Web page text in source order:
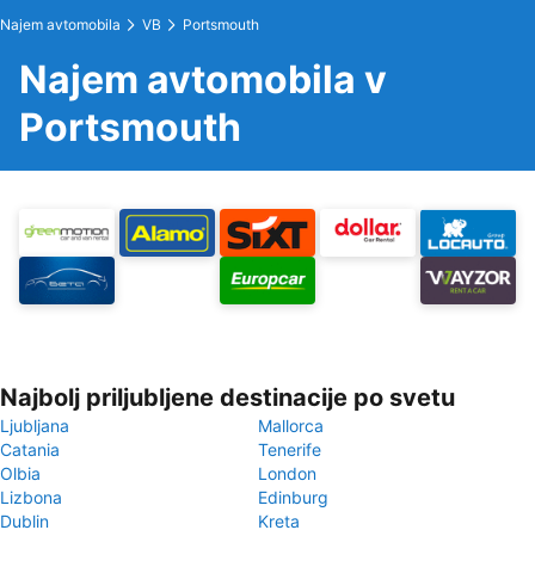
Najem avtomobila VB Portsmouth
Najem avtomobila v
Portsmouth
Najbolj priljubljene destinacije po svetu
Ljubljana
Mallorca
Catania
Tenerife
Olbia
London
Lizbona
Edinburg
Dublin
Kreta